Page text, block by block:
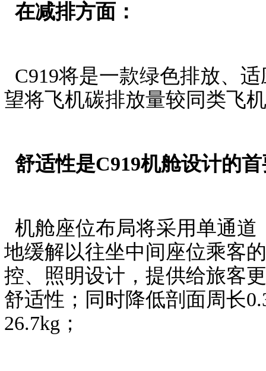
在减排方面：
C919将是一款绿色排放、
望将飞机碳排放量较同类飞
舒适性是C919机舱设计的
机舱座位布局将采用单通
地缓解以往坐中间座位乘客
控、照明设计，提供给旅客
舒适性；同时降低剖面周长
26.7kg；